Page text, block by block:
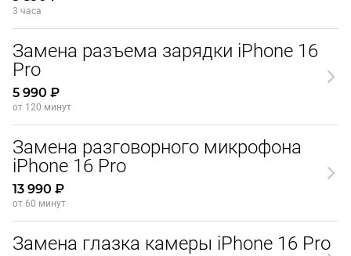
3 часа
Замена разъема зарядки iPhone 16
Pro
5 990 ₽
от 120 минут
Замена разговорного микрофона
iPhone 16 Pro
13 990 ₽
от 60 минут
Замена глазка камеры iPhone 16 Pro